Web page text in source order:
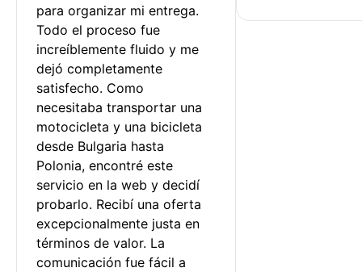
para organizar mi entrega.
Todo el proceso fue
increíblemente fluido y me
dejó completamente
satisfecho. Como
necesitaba transportar una
motocicleta y una bicicleta
desde Bulgaria hasta
Polonia, encontré este
servicio en la web y decidí
probarlo. Recibí una oferta
excepcionalmente justa en
términos de valor. La
comunicación fue fácil a